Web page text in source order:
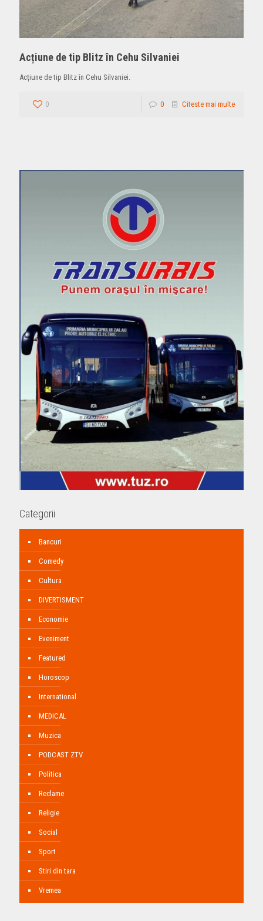
Acțiune de tip Blitz în Cehu Silvaniei
Acțiune de tip Blitz în Cehu Silvaniei.
0 0 Citeste mai multe
Categorii
Bancuri
Comedy
Cultura
DIVERTISMENT
Economie
Eveniment
Featured
Horoscop
International
MEDICAL
Muzica
PODCAST ZTV
Politica
Reclame
Religie
Social
Sport
Stiri din tara
Vremea